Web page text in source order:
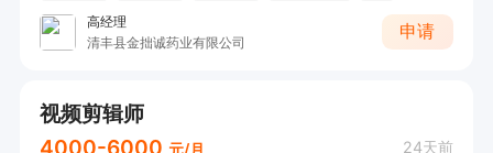
高经理
清丰县金拙诚药业有限公司
申请
视频剪辑师
4000-6000 元/月 24天前